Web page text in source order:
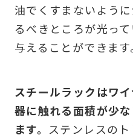
油でくすまないよう
るべきところが光っ
与えることができます
スチールラックはワ
器に触れる面積が少
ます。 ステンレスの